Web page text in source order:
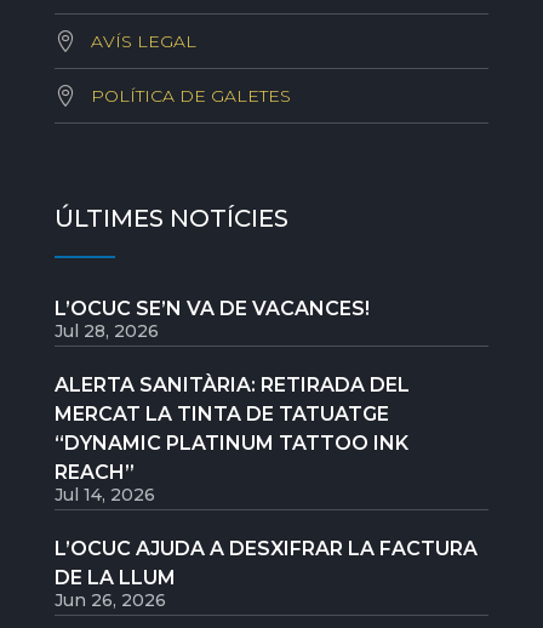
AVÍS LEGAL
POLÍTICA DE GALETES
ÚLTIMES NOTÍCIES
L’OCUC SE’N VA DE VACANCES!
Jul 28, 2026
ALERTA SANITÀRIA: RETIRADA DEL
MERCAT LA TINTA DE TATUATGE
“DYNAMIC PLATINUM TATTOO INK
REACH”
Jul 14, 2026
L’OCUC AJUDA A DESXIFRAR LA FACTURA
DE LA LLUM
Jun 26, 2026